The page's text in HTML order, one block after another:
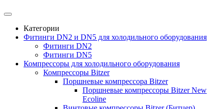
Категории
Фитинги DN2 и DN5 для холодильного оборудования
Фитинги DN2
Фитинги DN5
Компрессоры для холодильного оборудования
Компрессоры Bitzer
Поршневые компрессора Bitzer
Поршневые компрессоры Bitzer New
Ecoline